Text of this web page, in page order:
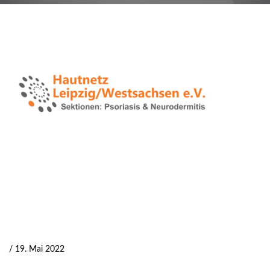
/ 19. Mai 2022